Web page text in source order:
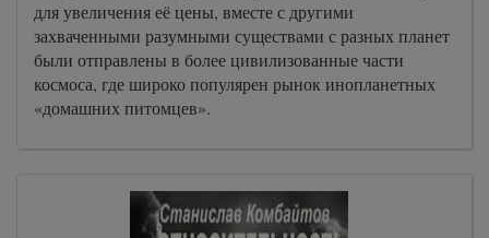
для увеличения её цены, вместе с другими
захваченными разумными существами с разных планет
были отправлены в более цивилизованные части
космоса, где широко популярен рынок инопланетных
«домашних питомцев».